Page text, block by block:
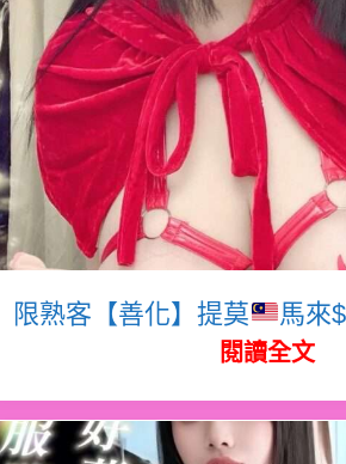
限熟客【善化】提莫 馬來
閱讀全文